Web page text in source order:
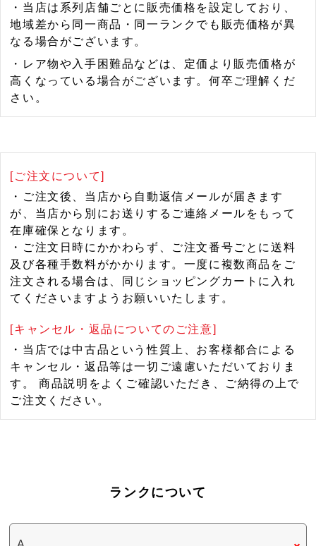
・当店は系列店舗ごとに販売価格を設定しており、
地域差から同一商品・同一ランクでも販売価格が異
なる場合がございます。
・レア物や入手困難品などは、定価より販売価格が
高くなっている場合がございます。何卒ご理解くだ
さい。
[ご注文について]
・ご注文後、当店から自動返信メールが届きます
が、当店から別にお送りするご連絡メールをもって
在庫確保となります。
・ご注文日時にかかわらず、ご注文番号ごとに送料
及び各種手数料がかかります。一度に複数商品をご
注文される場合は、同じショッピングカートに入れ
てくださいますようお願いいたします。
[キャンセル・返品についてのご注意]
・当店では中古品という性質上、お客様都合による
キャンセル・返品等は一切ご遠慮いただいておりま
す。 商品説明をよくご確認いただき、ご納得の上で
ご注文ください。
ランクについて